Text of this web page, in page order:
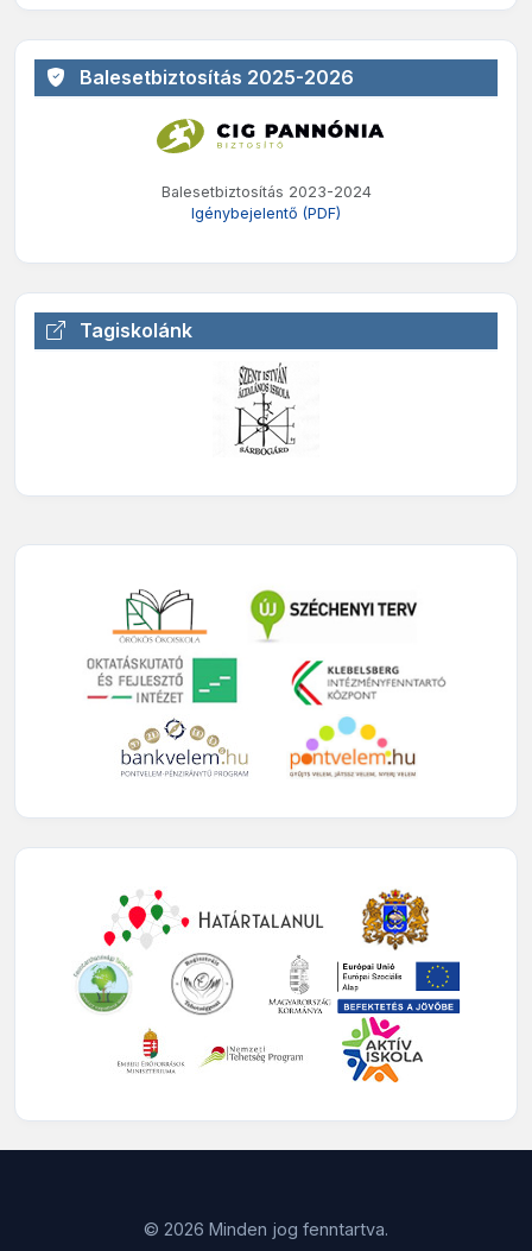
Balesetbiztosítás 2025-2026
Balesetbiztosítás 2023-2024
Igénybejelentő (PDF)
Tagiskolánk
© 2026 Minden jog fenntartva.